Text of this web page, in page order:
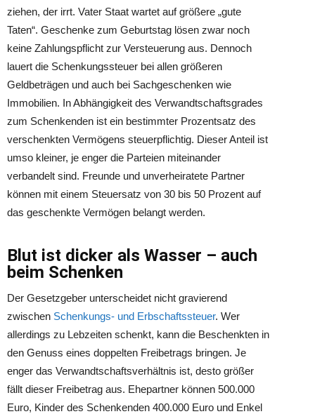
ziehen, der irrt. Vater Staat wartet auf größere „gute
Taten“. Geschenke zum Geburtstag lösen zwar noch
keine Zahlungspflicht zur Versteuerung aus. Dennoch
lauert die Schenkungssteuer bei allen größeren
Geldbeträgen und auch bei Sachgeschenken wie
Immobilien. In Abhängigkeit des Verwandtschaftsgrades
zum Schenkenden ist ein bestimmter Prozentsatz des
verschenkten Vermögens steuerpflichtig. Dieser Anteil ist
umso kleiner, je enger die Parteien miteinander
verbandelt sind. Freunde und unverheiratete Partner
können mit einem Steuersatz von 30 bis 50 Prozent auf
das geschenkte Vermögen belangt werden.
Blut ist dicker als Wasser – auch
beim Schenken
Der Gesetzgeber unterscheidet nicht gravierend
zwischen Schenkungs- und Erbschaftssteuer. Wer
allerdings zu Lebzeiten schenkt, kann die Beschenkten in
den Genuss eines doppelten Freibetrags bringen. Je
enger das Verwandtschaftsverhältnis ist, desto größer
fällt dieser Freibetrag aus. Ehepartner können 500.000
Euro, Kinder des Schenkenden 400.000 Euro und Enkel